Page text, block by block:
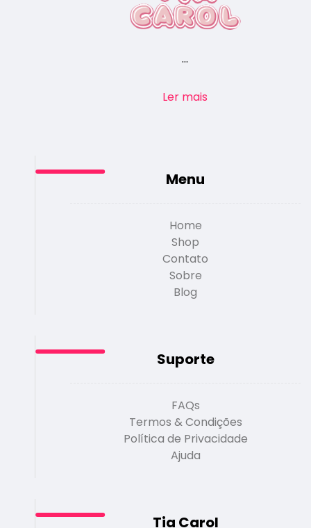
...
Ler mais
Menu
Home
Shop
Contato
Sobre
Blog
Suporte
FAQs
Termos & Condições
Política de Privacidade
Ajuda
Tia Carol